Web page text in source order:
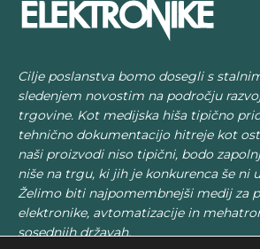
Cilje poslanstva bomo dosegli s
sledenjem novostim na področju
trgovine. Kot medijska hiša tipično
tehnično dokumentacijo hitreje kot
naši proizvodi niso tipični, bodo
niše na trgu, ki jih je konkurenca še ni
Želimo biti najpomembnejši medij za
elektronike, avtomatizacije in
sosednjih državah.